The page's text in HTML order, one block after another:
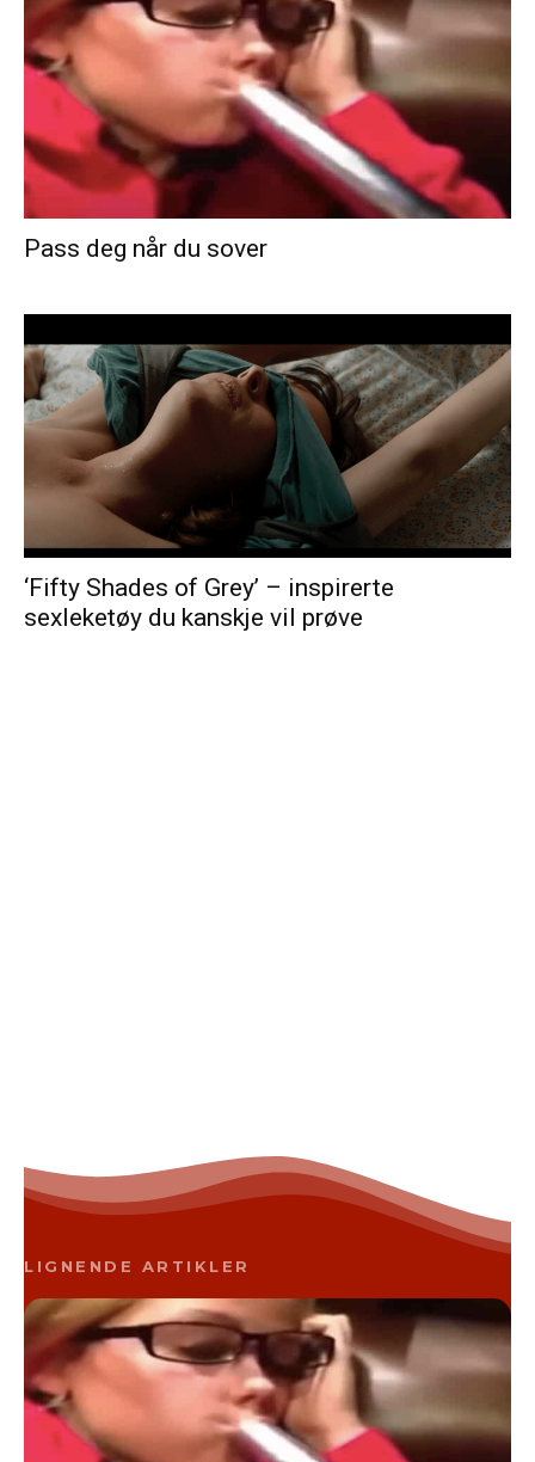
Pass deg når du sover
‘Fifty Shades of Grey’ – inspirerte
sexleketøy du kanskje vil prøve
LIGNENDE ARTIKLER